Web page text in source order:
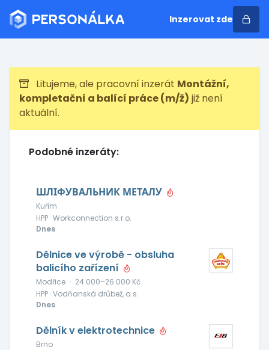
Inzerovat zde
Litujeme, ale pracovní inzerát Montážní,
kompletační a balící práce (m/ž) již není
aktuální.
Podobné inzeráty:
ШЛІФУВАЛЬНИК МЕТАЛУ
Kuřim
HPP · Workconnection s.r.o.
Dnes
Dělnice ve výrobě - obsluha
balicího zařízení
Modřice · 24 000–26 000 Kč
HPP · Vodňanská drůbež, a.s.
Dnes
Dělník v elektrotechnice
Brno